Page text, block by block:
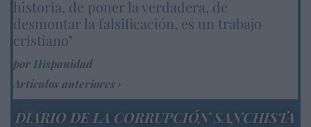
historia, de poner la verdadera, de
desmontar la falsificación, es un trabajo
cristiano"
por Hispanidad
Artículos anteriores
DIARIO DE LA CORRUPCIÓN SANCHISTA